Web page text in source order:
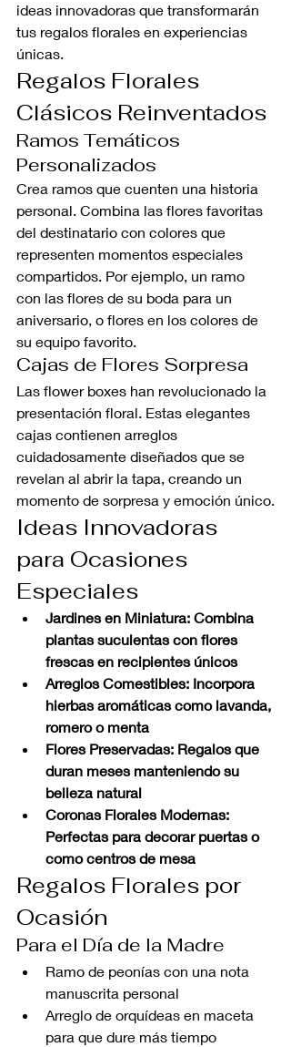
ideas innovadoras que transformarán
tus regalos florales en experiencias
únicas.
Regalos Florales
Clásicos Reinventados
Ramos Temáticos
Personalizados
Crea ramos que cuenten una historia
personal. Combina las flores favoritas
del destinatario con colores que
representen momentos especiales
compartidos. Por ejemplo, un ramo
con las flores de su boda para un
aniversario, o flores en los colores de
su equipo favorito.
Cajas de Flores Sorpresa
Las flower boxes han revolucionado la
presentación floral. Estas elegantes
cajas contienen arreglos
cuidadosamente diseñados que se
revelan al abrir la tapa, creando un
momento de sorpresa y emoción único.
Ideas Innovadoras
para Ocasiones
Especiales
Jardines en Miniatura: Combina
plantas suculentas con flores
frescas en recipientes únicos
Arreglos Comestibles: Incorpora
hierbas aromáticas como lavanda,
romero o menta
Flores Preservadas: Regalos que
duran meses manteniendo su
belleza natural
Coronas Florales Modernas:
Perfectas para decorar puertas o
como centros de mesa
Regalos Florales por
Ocasión
Para el Día de la Madre
Ramo de peonías con una nota
manuscrita personal
Arreglo de orquídeas en maceta
para que dure más tiempo